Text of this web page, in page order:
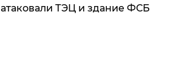
атаковали ТЭЦ и здание ФСБ